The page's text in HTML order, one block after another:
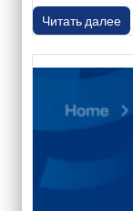
Читать далее